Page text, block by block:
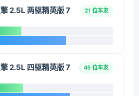
2.5L 两驱精英版 7
21 位车友
2.5L 四驱精英版 7
46 位车友